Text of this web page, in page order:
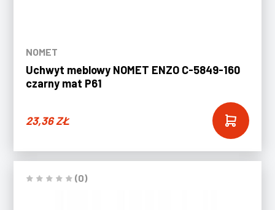
NOMET
Uchwyt meblowy NOMET ENZO C-5849-160
czarny mat P61
23,36ZŁ
(0)